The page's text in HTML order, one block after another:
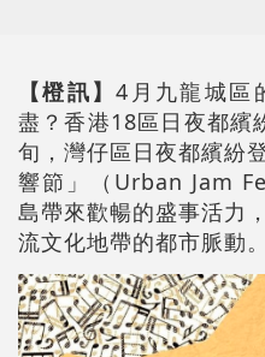
【橙訊】4月九龍城區
盡？香港18區日夜都繽
旬，灣仔區日夜都繽紛
響節」（Urban Jam
島帶來歡暢的盛事活力
流文化地帶的都市脈動。